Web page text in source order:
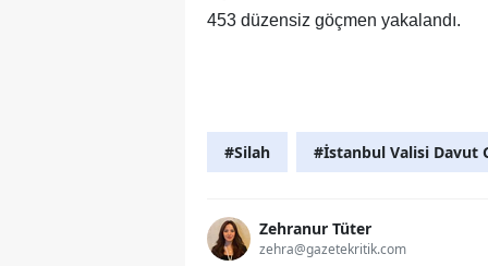
453 düzensiz göçmen yakalandı.
#Silah #İstanbul Valisi Davut
Zehranur Tüter
zehra@gazetekritik.com